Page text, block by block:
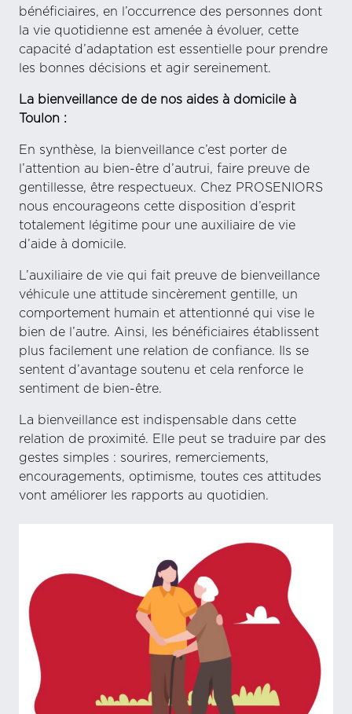
bénéficiaires, en l’occurrence des personnes dont
la vie quotidienne est amenée à évoluer, cette
capacité d’adaptation est essentielle pour prendre
les bonnes décisions et agir sereinement.
La bienveillance de de nos aides à domicile à
Toulon :
En synthèse, la bienveillance c’est porter de
l’attention au bien-être d’autrui, faire preuve de
gentillesse, être respectueux. Chez PROSENIORS
nous encourageons cette disposition d’esprit
totalement légitime pour une auxiliaire de vie
d’aide à domicile.
L’auxiliaire de vie qui fait preuve de bienveillance
véhicule une attitude sincèrement gentille, un
comportement humain et attentionné qui vise le
bien de l’autre. Ainsi, les bénéficiaires établissent
plus facilement une relation de confiance. Ils se
sentent d’avantage soutenu et cela renforce le
sentiment de bien-être.
La bienveillance est indispensable dans cette
relation de proximité. Elle peut se traduire par des
gestes simples : sourires, remerciements,
encouragements, optimisme, toutes ces attitudes
vont améliorer les rapports au quotidien.